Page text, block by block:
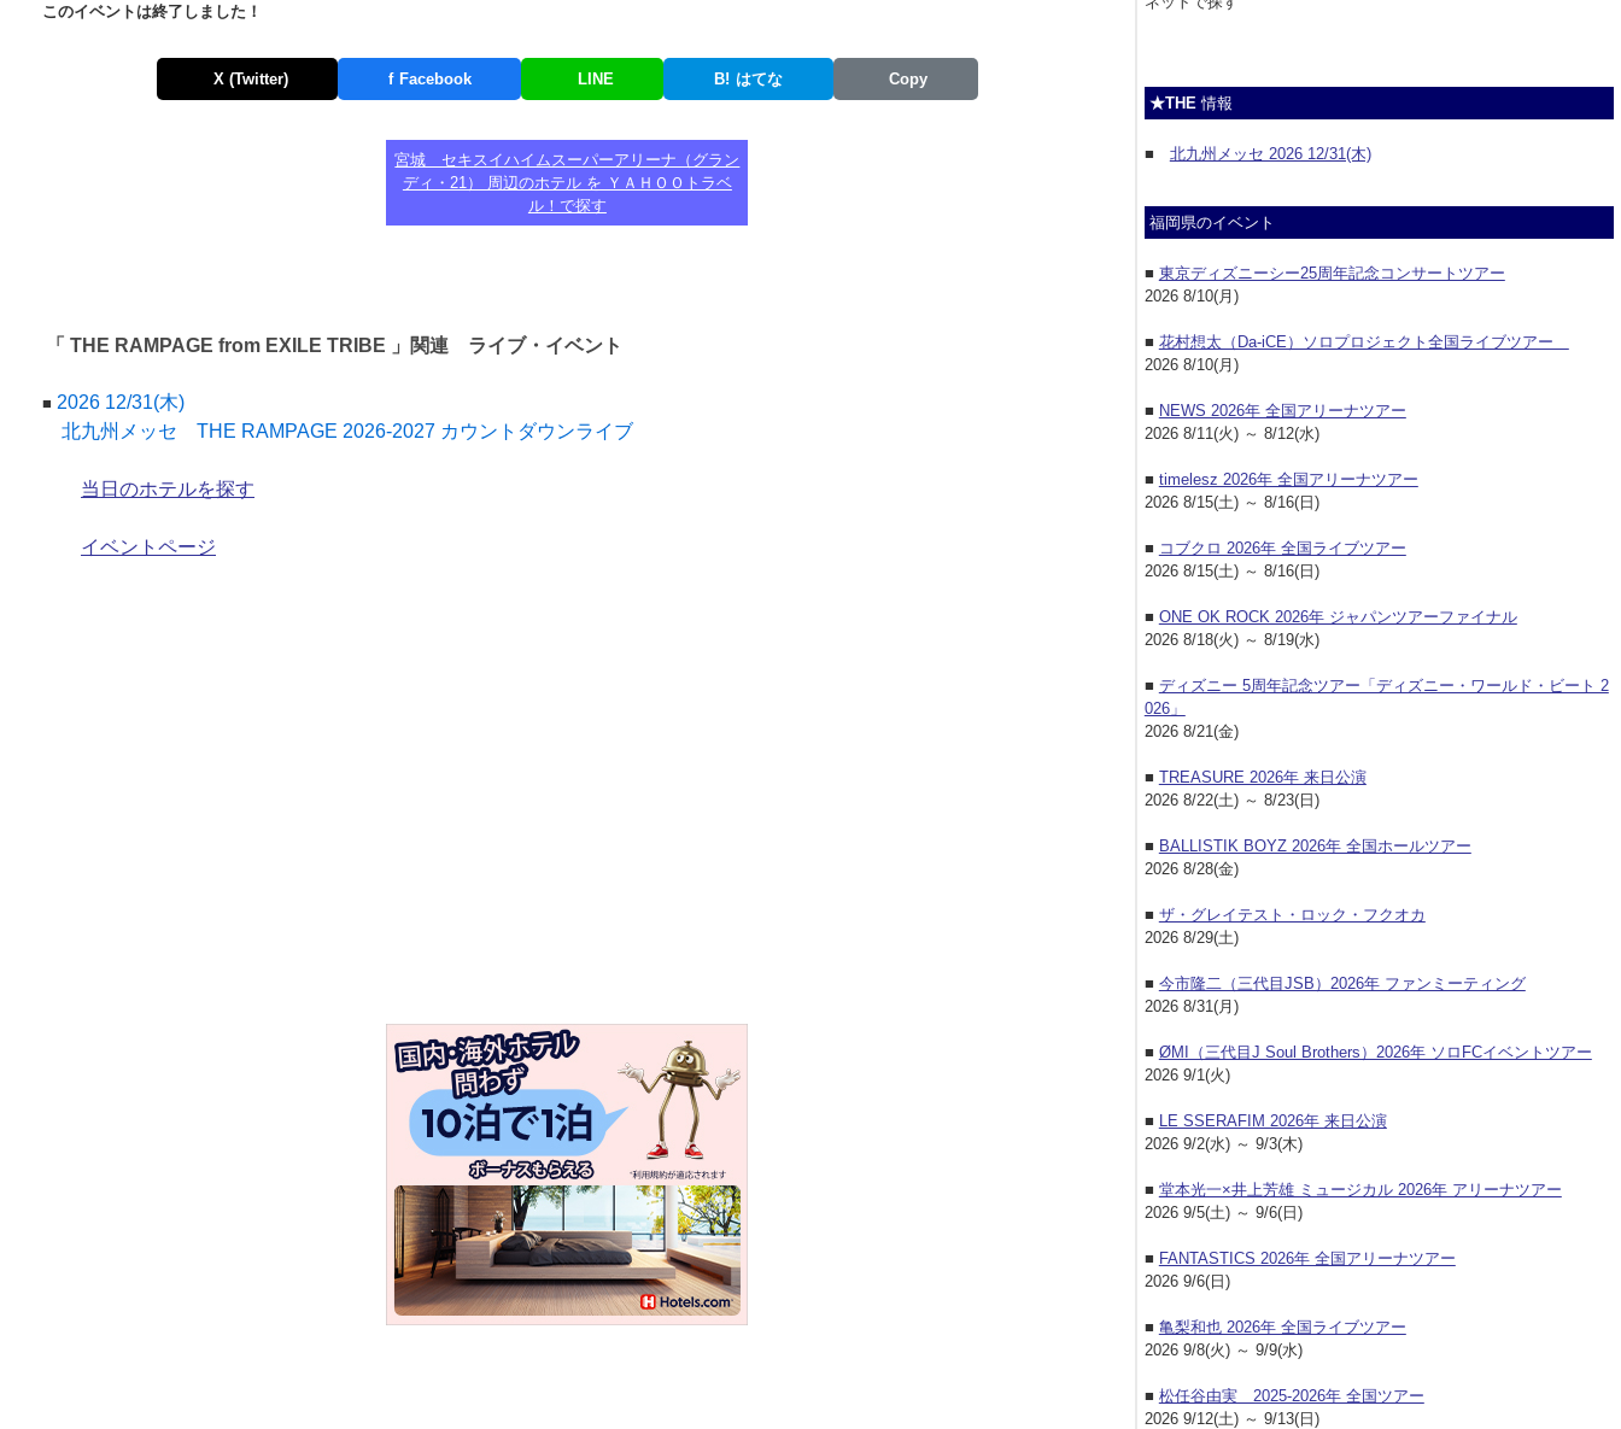
このイベントは終了しました！
X (Twitter) f Facebook LINE B! はてな Copy
宮城 セキスイハイムスーパーアリーナ（グラン
ディ・21） 周辺のホテル を ＹＡＨＯＯトラベ
ル！で探す
「 THE RAMPAGE from EXILE TRIBE 」関連 ライブ・イベント
■ 2026 12/31(木)
北九州メッセ THE RAMPAGE 2026-2027 カウントダウンライブ
当日のホテルを探す
イベントページ
★THE情報
■ 北九州メッセ 2026 12/31(木)
福岡県のイベント
■ 東京ディズニーシー25周年記念コンサートツアー
2026 8/10(月)
■ 花村想太（Da-iCE）ソロプロジェクト全国ライブツアー
2026 8/10(月)
■ NEWS 2026年 全国アリーナツアー
2026 8/11(火) ～ 8/12(水)
■ timelesz 2026年 全国アリーナツアー
2026 8/15(土) ～ 8/16(日)
■ コブクロ 2026年 全国ライブツアー
2026 8/15(土) ～ 8/16(日)
■ ONE OK ROCK 2026年 ジャパンツアーファイナル
2026 8/18(火) ～ 8/19(水)
■ ディズニー 5周年記念ツアー「ディズニー・ワールド・ビート 2
026」
2026 8/21(金)
■ TREASURE 2026年 来日公演
2026 8/22(土) ～ 8/23(日)
■ BALLISTIK BOYZ 2026年 全国ホールツアー
2026 8/28(金)
■ ザ・グレイテスト・ロック・フクオカ
2026 8/29(土)
■ 今市隆二（三代目JSB）2026年 ファンミーティング
2026 8/31(月)
■ ØMI（三代目J Soul Brothers）2026年 ソロFCイベントツアー
2026 9/1(火)
■ LE SSERAFIM 2026年 来日公演
2026 9/2(水) ～ 9/3(木)
■ 堂本光一×井上芳雄 ミュージカル 2026年 アリーナツアー
2026 9/5(土) ～ 9/6(日)
■ FANTASTICS 2026年 全国アリーナツアー
2026 9/6(日)
■ 亀梨和也 2026年 全国ライブツアー
2026 9/8(火) ～ 9/9(水)
■ 松任谷由実 2025-2026年 全国ツアー
2026 9/12(土) ～ 9/13(日)